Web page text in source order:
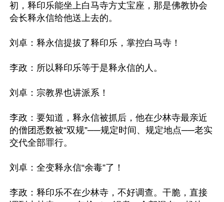
初，释印乐能坐上白马寺方丈宝座，那是佛教协会
会长释永信给他送上去的。
刘卓：释永信提拔了释印乐，掌控白马寺！
李政：所以释印乐等于是释永信的人。
刘卓：宗教界也讲派系！
李政：要知道，释永信被抓后，他在少林寺最亲近
的僧团悉数被“双规”──规定时间、规定地点──老实
交代全部罪行。
刘卓：全变释永信“余毒”了！
李政：释印乐不在少林寺，不好调查。干脆，直接